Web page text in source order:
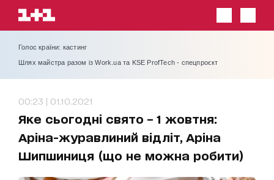
Голос країни: кастинг
Шлях майстра разом із Work.ua та KSE ProfTech - спецпроєкт
00:23 | 01.10.2021
Яке сьогодні свято – 1 жовтня:
Аріна-журавлиний відліт, Аріна
Шипшиниця (що не можна робити)